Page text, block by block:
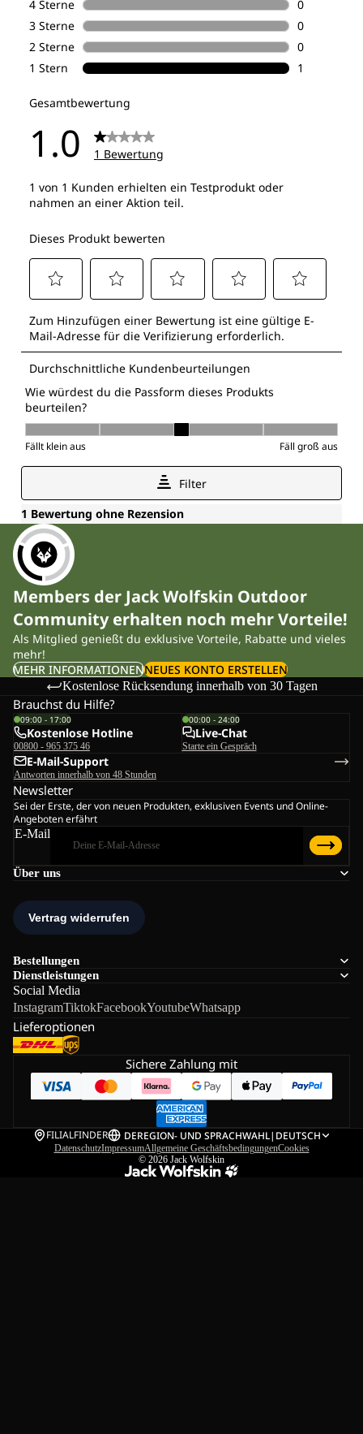
Members der Jack Wolfskin Outdoor
Community erhalten noch mehr Vorteile!
Als Mitglied genießt du exklusive Vorteile, Rabatte und vieles
mehr!
MEHR INFORMATIONENNEUES KONTO ERSTELLEN
Kostenlose Rücksendung innerhalb von 30 Tagen
Über uns
Bestellungen
Dienstleistungen
Social Media
InstagramTiktokFacebookYoutubeWhatsapp
Lieferoptionen
Brauchst du Hilfe?
09:00 - 17:00
Kostenlose Hotline
00800 - 965 375 46
00:00 - 24:00
Live-Chat
Starte ein Gespräch
E-Mail-Support
Antworten innerhalb von 48 Stunden
Newsletter
Sei der Erste, der von neuen Produkten, exklusiven Events und Online-
Angeboten erfährt
E-Mail
Sichere Zahlung mit
FILIALFINDER DEREGION- UND SPRACHWAHL| DEUTSCH
DatenschutzImpressumAllgemeine GeschäftsbedingungenCookies
© 2026 Jack Wolfskin